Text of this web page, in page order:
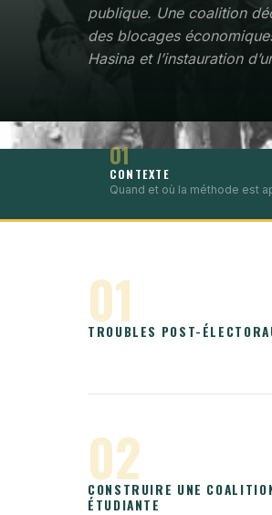
publique. Une coalition
des blocages
Hasina et l’instauration
01
CONTEXTE
Quand et où la méthode est
01
TROUBLES POST-
02
CONSTRUIRE UNE
ÉTUDIANTE